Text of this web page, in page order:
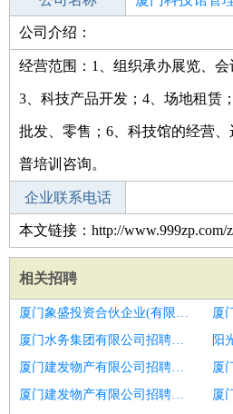
公司类型
人独资)
公司介绍：
经营范围：1、组织承办展览、会
3、科技产品开发；4、场地租赁
批发、零售；6、科技馆的经营
普培训咨询。
企业联系电话
本文链接：http://www.999zp.com/
相关招聘
厦门象盛投资合伙企业(有限合伙)招聘客服
厦门水务集团有限公司招聘客服
厦门建发物产有限公司招聘电商客服主管
厦门建发物产有限公司招聘熟悉办公软件实习